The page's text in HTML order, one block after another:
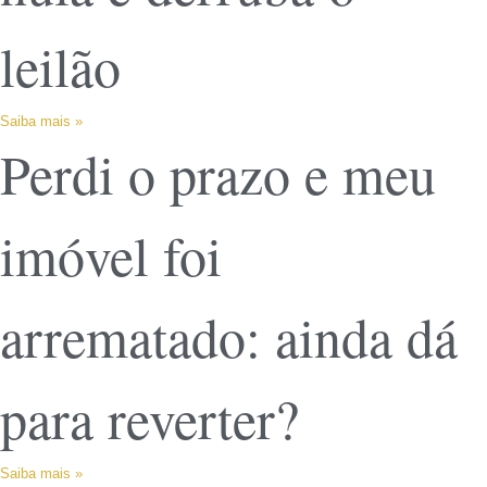
leilão
Saiba mais »
Perdi o prazo e meu
imóvel foi
arrematado: ainda dá
para reverter?
Saiba mais »